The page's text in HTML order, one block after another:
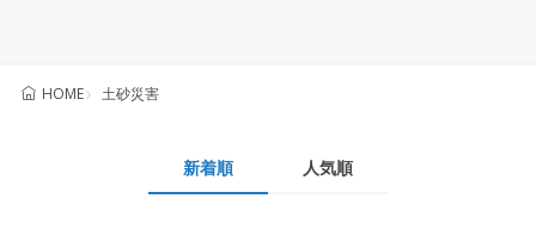
HOME 土砂災害
新着順 人気順